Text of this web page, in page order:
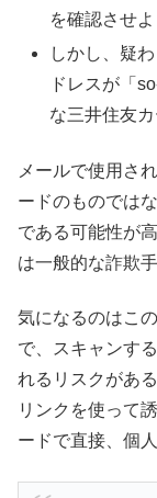
を確認させ
しかし、疑
ドレスが「
な三井住友
メールで使用さ
ードのものでは
である可能性が
は一般的な詐欺
気になるのはこ
で、スキャンす
れるリスクがあ
リンクを使って
ードで直接、個